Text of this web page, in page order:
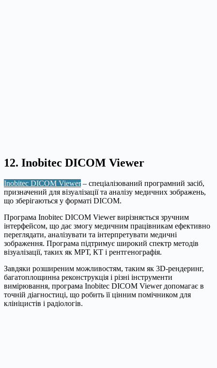
12. Inobitec DICOM Viewer
Inobitec DICOM Viewer – спеціалізований програмний засіб,
призначений для візуалізації та аналізу медичних зображень,
що зберігаються у форматі DICOM.
Програма Inobitec DICOM Viewer вирізняється зручним
інтерфейсом, що дає змогу медичним працівникам ефективно
переглядати, аналізувати та інтерпретувати медичні
зображення. Програма підтримує широкий спектр методів
візуалізації, таких як МРТ, КТ і рентгенографія.
Завдяки розширеним можливостям, таким як 3D-рендеринг,
багатоплощинна реконструкція і різні інструменти
вимірювання, програма Inobitec DICOM Viewer допомагає в
точній діагностиці, що робить її цінним помічником для
клініцистів і радіологів.